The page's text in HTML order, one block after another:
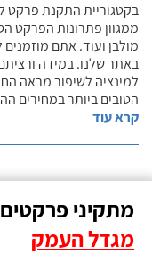
בקטגוריית התקנת פרקט
מולבן ועוד. אתם
באתר שלנו. במידה
למינציה לשיפור מראה
הטובים ביותר במחירים
קרא עוד
מתקיני
מגדל העמק